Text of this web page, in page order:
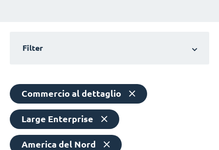
Filter
Commercio al dettaglio
Large Enterprise
America del Nord